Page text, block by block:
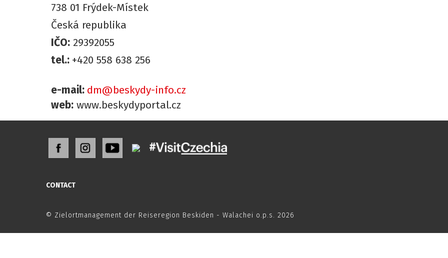
738 01 Frýdek-Místek
Česká republika
IČO: 29392055
tel.: +420 558 638 256
e-mail: dm@beskydy-info.cz
web: www.beskydyportal.cz
CONTACT
© Zielortmanagement der Reiseregion Beskiden - Walachei o.p.s. 2026